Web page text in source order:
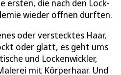
ersten, die nach den Lock-
wieder öffnen durften.
oder verstecktes Haar,
oder glatt, es geht ums
und Lockenwickler,
mit Körperhaar. Und